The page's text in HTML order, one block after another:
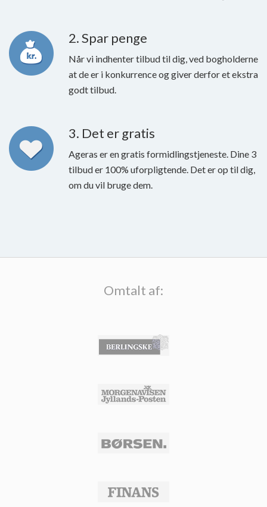
2. Spar penge
Når vi indhenter tilbud til dig, ved bogholderne
at de er i konkurrence og giver derfor et ekstra
godt tilbud.
3. Det er gratis
Ageras er en gratis formidlingstjeneste. Dine 3
tilbud er 100% uforpligtende. Det er op til dig,
om du vil bruge dem.
Omtalt af: